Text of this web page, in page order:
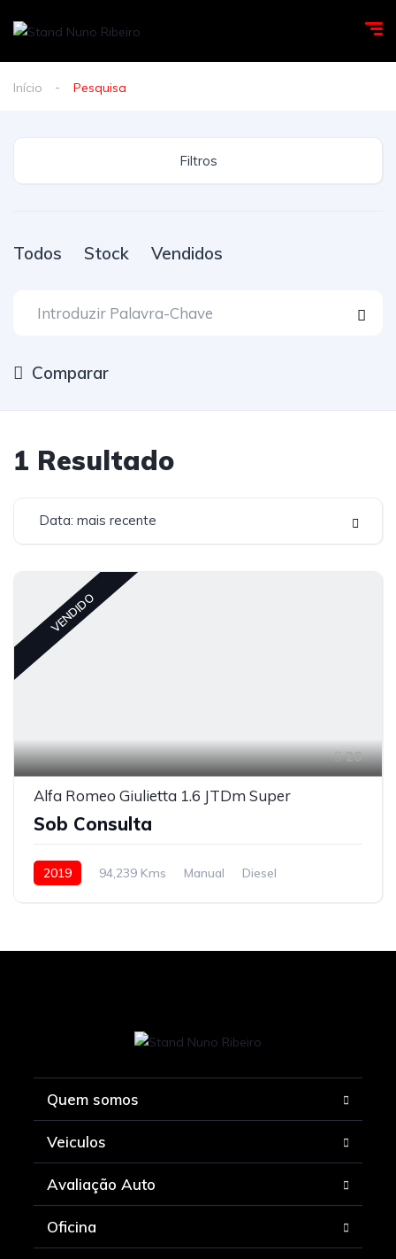
Início Pesquisa
Filtros
Todos Stock Vendidos
Comparar
1 Resultado
Data: mais recente
VENDIDO
26
Alfa Romeo Giulietta 1.6 JTDm Super
Sob Consulta
2019 94,239 Kms Manual Diesel
Quem somos
Veiculos
Avaliação Auto
Oficina